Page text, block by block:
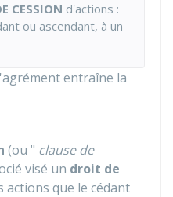
CESSION d'actions :
ou ascendant, à un
entraîne la
(ou " clause de
visé un droit de
actions que le cédant